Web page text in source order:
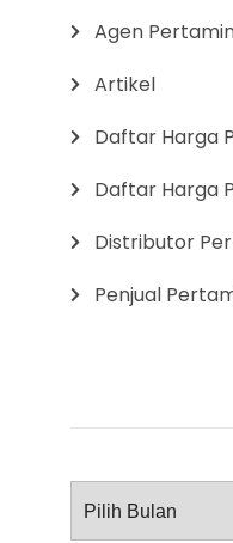
Agen
Artikel
Daftar Harga
Daftar Harga
Distributor
Penjual
Arsip